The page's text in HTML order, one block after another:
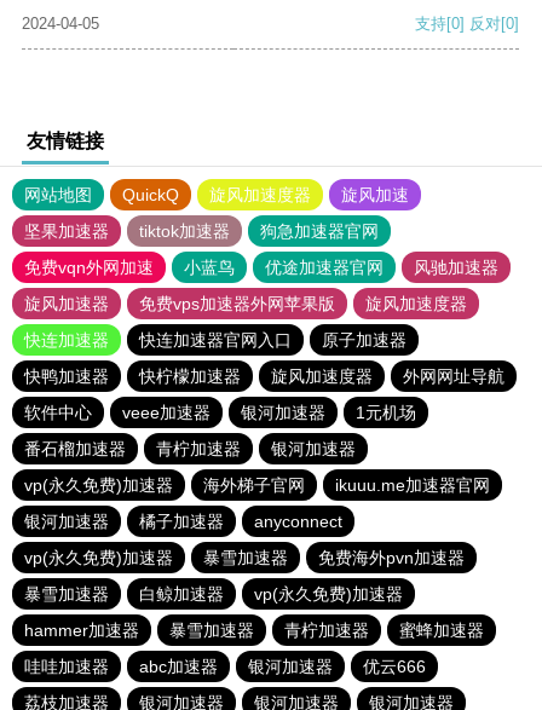
2024-04-05
支持[0] 反对[0]
友情链接
网站地图 QuickQ 旋风加速度器
旋风加速
坚果加速器
tiktok加速器
狗急加速器官网
免费vqn外网加速
小蓝鸟 优途加速器官网
风驰加速器
旋风加速器
免费vps加速器外网苹果版
旋风加速度器
快连加速器
快连加速器官网入口
原子加速器
快鸭加速器
快柠檬加速器 旋风加速度器
外网网址导航
软件中心
veee加速器 银河加速器
1元机场
番石榴加速器
青柠加速器
银河加速器
vp(永久免费)加速器
海外梯子官网
ikuuu.me加速器官网
银河加速器
橘子加速器
anyconnect
vp(永久免费)加速器
暴雪加速器
免费海外pvn加速器
暴雪加速器
白鲸加速器
vp(永久免费)加速器
hammer加速器
暴雪加速器 青柠加速器
蜜蜂加速器
哇哇加速器
abc加速器 银河加速器
优云666
荔枝加速器
银河加速器 银河加速器 银河加速器